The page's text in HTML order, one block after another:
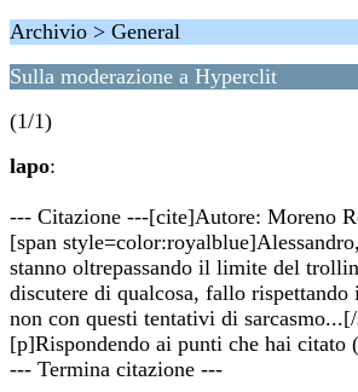
Archivio > General
Sulla moderazione a Hyperclit
(1/1)
lapo:
--- Citazione ---[cite]Autore: Moreno
[span
stanno oltrepassando il limite del
discutere di qualcosa, fallo
non con questi tentativi di
[p]Rispondendo ai punti che hai citato
--- Termina citazione ---